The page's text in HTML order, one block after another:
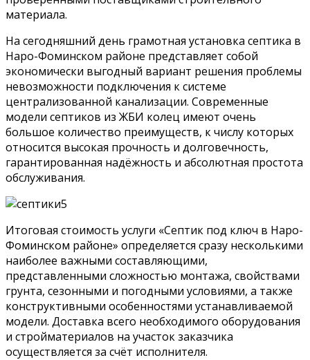
материала.
На сегодняшний день грамотная установка септика в
Наро-Фоминском районе представляет собой
экономически выгодный вариант решения проблемы
невозможности подключения к системе
централизованной канализации. Современные
модели септиков из ЖБИ колец имеют очень
большое количество преимуществ, к числу которых
относится высокая прочность и долговечность,
гарантированная надёжность и абсолютная простота
обслуживания.
Итоговая стоимость услуги «Септик под ключ в Наро-
Фоминском районе» определяется сразу несколькими
наиболее важными составляющими,
представленными сложностью монтажа, свойствами
грунта, сезонными и погодными условиями, а также
конструктивными особенностями устанавливаемой
модели. Доставка всего необходимого оборудования
и стройматериалов на участок заказчика
осуществляется за счёт исполнителя.